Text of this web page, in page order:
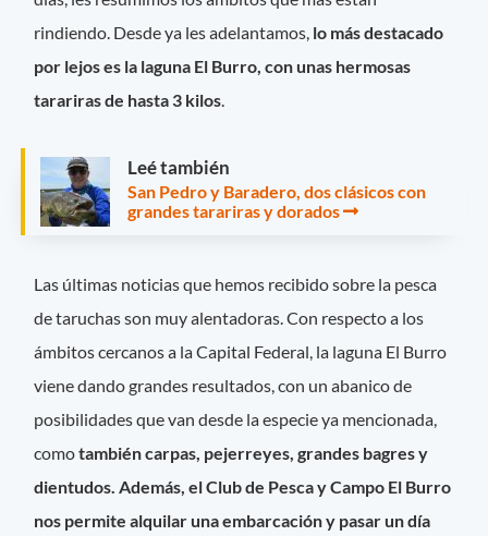
rindiendo. Desde ya les adelantamos, lo más destacado
por lejos es la laguna El Burro, con unas hermosas
tarariras de hasta 3 kilos
Leé también
San Pedro y Baradero, dos clásicos con
grandes tarariras y dorados
Las últimas noticias que hemos recibido sobre la pesca
de taruchas son muy alentadoras. Con respecto a los
ámbitos cercanos a la Capital Federal, la laguna El Burro
viene dando grandes resultados, con un abanico de
posibilidades que van desde la especie ya mencionada,
comotambién carpas, pejerreyes, grandes bagres y
dientudos. Además, el Club de Pesca y Campo El Burro
nos permite alquilar una embarcación y pasar un día